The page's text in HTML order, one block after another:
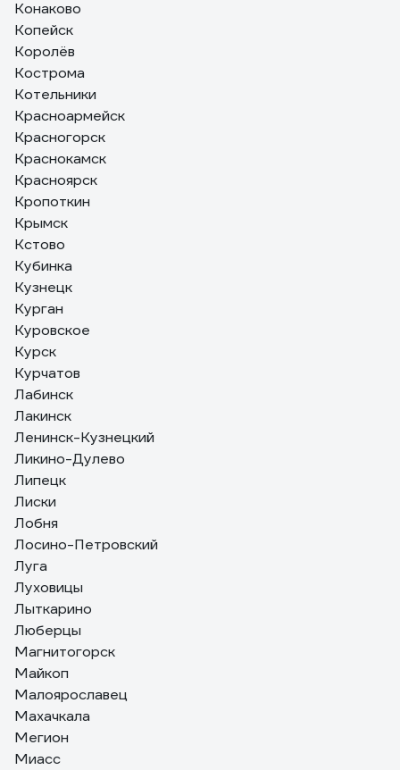
Конаково
Копейск
Королёв
Кострома
Котельники
Красноармейск
Красногорск
Краснокамск
Красноярск
Кропоткин
Крымск
Кстово
Кубинка
Кузнецк
Курган
Куровское
Курск
Курчатов
Лабинск
Лакинск
Ленинск-Кузнецкий
Ликино-Дулево
Липецк
Лиски
Лобня
Лосино-Петровский
Луга
Луховицы
Лыткарино
Люберцы
Магнитогорск
Майкоп
Малоярославец
Махачкала
Мегион
Миасс